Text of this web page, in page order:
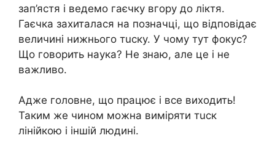
зап’ястя і ведемо гаєчку вгору до ліктя.
Гаєчка захиталася на позначці, що відповідає
величині нижнього тuску. У чому тут фокус?
Що говорить наука? Не знаю, але це і не
важливо.
Адже головне, що працює і все виходить!
Таким же чином можна виміряти тuск
лінійкою і іншій людині.